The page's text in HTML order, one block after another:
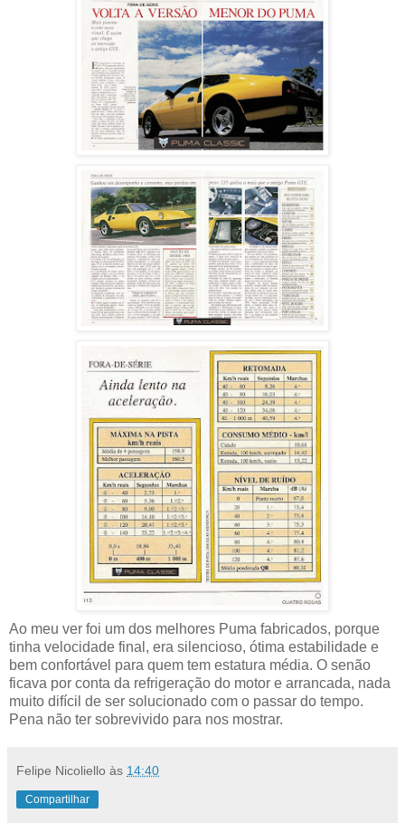
Ao meu ver foi um dos melhores Puma fabricados, porque
tinha velocidade final, era silencioso, ótima estabilidade e
bem confortável para quem tem estatura média. O senão
ficava por conta da refrigeração do motor e arrancada, nada
muito difícil de ser solucionado com o passar do tempo.
Pena não ter sobrevivido para nos mostrar.
Felipe Nicoliello às 14:40
Compartilhar